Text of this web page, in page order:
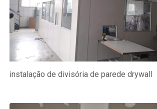
instalação de divisória de parede drywall